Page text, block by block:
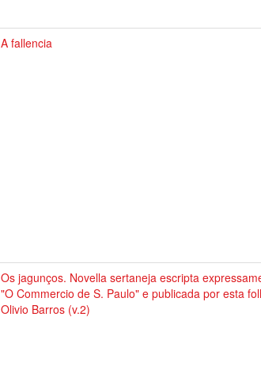
A fallencia
Os jagunços. Novella sertaneja escripta
"O Commercio de S. Paulo" e publicada por esta
Olivio Barros (v.2)